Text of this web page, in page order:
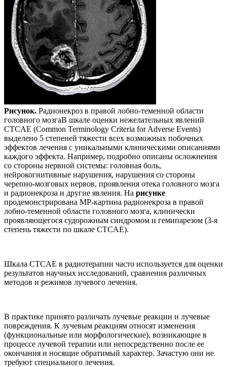
Рисунок. Радионекроз в правой лобно-теменной области
головного мозгаВ шкале оценки нежелательных явлений
CTCAE (Common Terminology Criteria for Adverse Events)
выделено 5 степеней тяжести всех возможных побочных
эффектов лечения с уникальными клиническими описаниями
каждого эффекта. Например, подробно описаны осложнения
со стороны нервной системы: головная боль,
нейрокогнитивные нарушения, нарушения со стороны
черепно-мозговых нервов, проявления отека головного мозга
и радионекроза и другие явления. На рисунке
продемонстрирована МР-картина радионекроза в правой
лобно-теменной области головного мозга, клинически
проявляющегося судорожным синдромом и гемипарезом (3-я
степень тяжести по шкале CTCAE).
Шкала CTCAE в радиотерапии часто используется для оценки
результатов научных исследований, сравнения различных
методов и режимов лучевого лечения.
В практике принято различать лучевые реакции и лучевые
повреждения. К лучевым реакциям относят изменения
(функциональные или морфологические), возникающие в
процессе лучевой терапии или непосредственно после ее
окончания и носящие обратимый характер. Зачастую они не
требуют специального лечения.